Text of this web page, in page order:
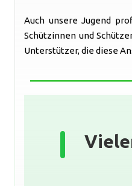
Auch unsere Jugend
Schützinnen und
Unterstützer, die diese